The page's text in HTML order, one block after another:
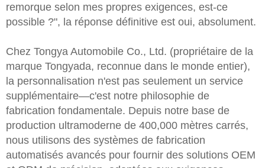
remorque selon mes propres exigences, est-ce
possible ?", la réponse définitive est oui, absolument.
Chez Tongya Automobile Co., Ltd. (propriétaire de la
marque Tongyada, reconnue dans le monde entier),
la personnalisation n'est pas seulement un service
supplémentaire—c'est notre philosophie de
fabrication fondamentale. Depuis notre base de
production ultramoderne de 400,000 mètres carrés,
nous utilisons des systèmes de fabrication
automatisés avancés pour fournir des solutions OEM